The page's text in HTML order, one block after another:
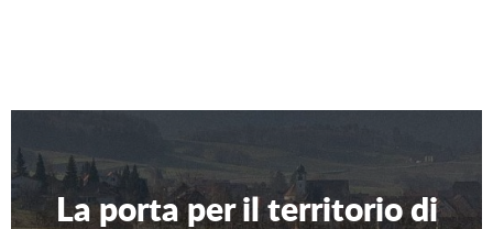
La porta per il territorio di